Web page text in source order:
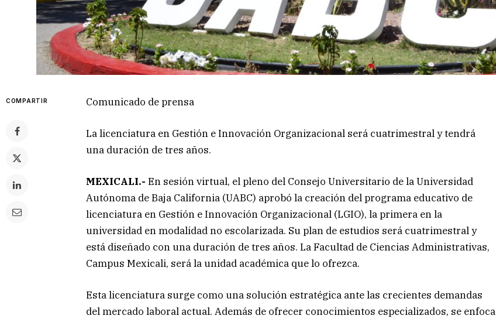
COMPARTIR Comunicado de prensa
La licenciatura en Gestión e Innovación Organizacional será cuatrimestral y tendrá
una duración de tres años.
MEXICALI.- En sesión virtual, el pleno del Consejo Universitario de la Universidad
Autónoma de Baja California (UABC) aprobó la creación del programa educativo de
licenciatura en Gestión e Innovación Organizacional (LGIO), la primera en la
universidad en modalidad no escolarizada. Su plan de estudios será cuatrimestral y
está diseñado con una duración de tres años. La Facultad de Ciencias Administrativas,
Campus Mexicali, será la unidad académica que lo ofrezca.
Esta licenciatura surge como una solución estratégica ante las crecientes demandas
del mercado laboral actual. Además de ofrecer conocimientos especializados, se enfoca